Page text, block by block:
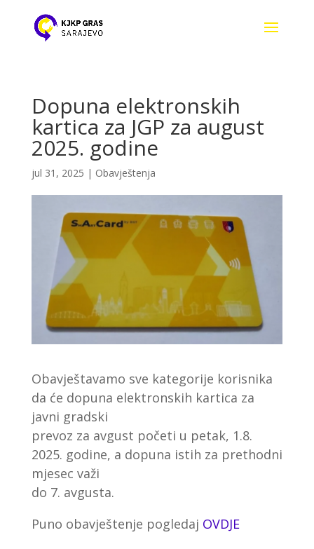
Dopuna elektronskih
kartica za JGP za august
2025. godine
jul 31, 2025 | Obavještenja
Obavještavamo sve kategorije korisnika
da će dopuna elektronskih kartica za
javni gradski
prevoz za avgust početi u petak, 1.8.
2025. godine, a dopuna istih za prethodni
mjesec važi
do 7. avgusta.
Puno obavještenje pogledaj OVDJE